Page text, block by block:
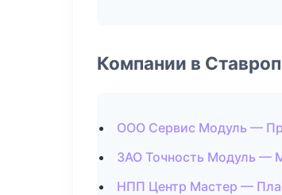
Компании в
ООО Сервис Модуль —
ЗАО Точность Модуль —
НПП Центр Мастер —